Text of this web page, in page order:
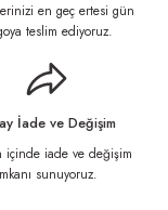
en geç ertesi gün
teslim ediyoruz.
İade ve Değişim
içinde iade ve değişim
sunuyoruz.